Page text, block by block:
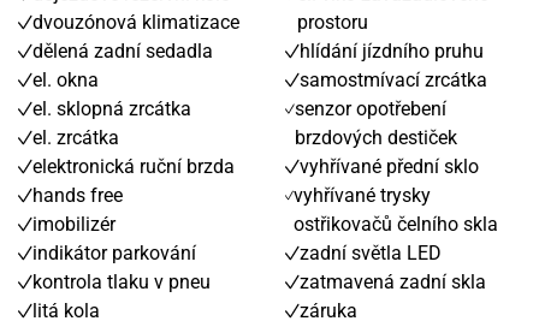
dvouzónová klimatizace
dělená zadní sedadla
el. okna
el. sklopná zrcátka
el. zrcátka
elektronická ruční brzda
hands free
imobilizér
indikátor parkování
kontrola tlaku v pneu
litá kola
prostoru
hlídání jízdního pruhu
samostmívací zrcátka
senzor opotřebení
brzdových destiček
vyhřívané přední sklo
vyhřívané trysky
ostřikovačů čelního skla
zadní světla LED
zatmavená zadní skla
záruka